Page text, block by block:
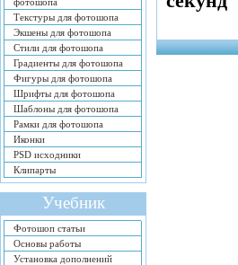
Текстуры для фотошопа
Экшены для фотошопа
Стили для фотошопа
Градиенты для фотошопа
Фигуры для фотошопа
Шрифты для фотошопа
Шаблоны для фотошопа
Рамки для фотошопа
Иконки
PSD исходники
Клипарты
Учебник
Фотошоп статьи
Основы работы
Установка дополнений